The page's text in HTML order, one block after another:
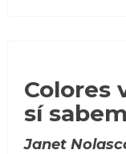
Colores
sí
Janet